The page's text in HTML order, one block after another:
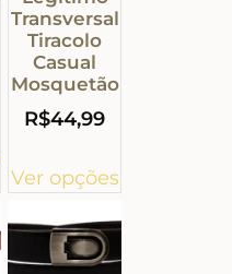
Transversal
Tiracolo
Casual
Mosquetão
R$44,99
Ver opções